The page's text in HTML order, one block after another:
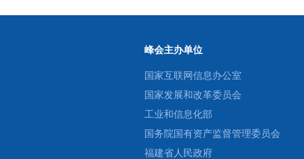
峰会主办单位
国家互联网信息办公室
国家发展和改革委员会
工业和信息化部
国务院国有资产监督管理委员会
福建省人民政府